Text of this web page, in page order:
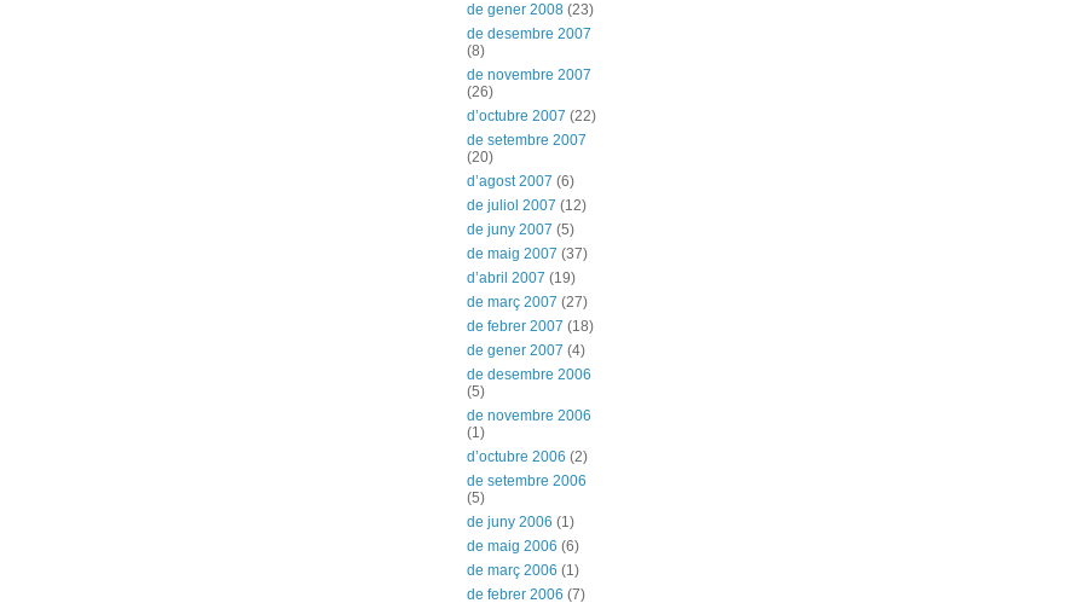
de gener 2008 (23)
de desembre 2007
(8)
de novembre 2007
(26)
d’octubre 2007 (22)
de setembre 2007
(20)
d’agost 2007 (6)
de juliol 2007 (12)
de juny 2007 (5)
de maig 2007 (37)
d’abril 2007 (19)
de març 2007 (27)
de febrer 2007 (18)
de gener 2007 (4)
de desembre 2006
(5)
de novembre 2006
(1)
d’octubre 2006 (2)
de setembre 2006
(5)
de juny 2006 (1)
de maig 2006 (6)
de març 2006 (1)
de febrer 2006 (7)